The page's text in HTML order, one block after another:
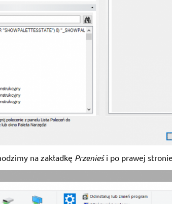
na zakładkę Przenieśi po prawej